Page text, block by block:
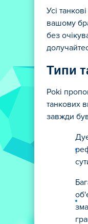
Усі
вашому
без
Типи
Poki
танкових
завжди